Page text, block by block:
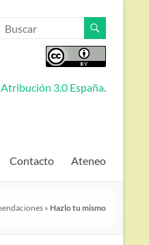
3.0 España.
Contacto Ateneo
» Hazlo tu mismo